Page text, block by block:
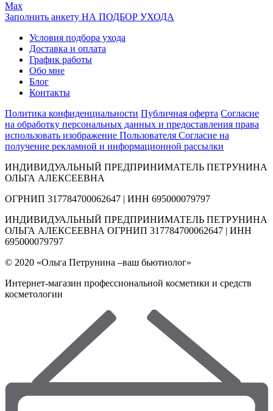
Max
Заполнить анкету НА ПОДБОР УХОДА
Условия подбора ухода
Доставка и оплата
График работы
Обо мне
Блог
Контакты
Политика конфиденциальности Публичная оферта Согласие
на обработку персональных данных и предоставления права
использовать изображение Пользователя Согласие на
получение рекламной и информационной рассылки
ИНДИВИДУАЛЬНЫЙ ПРЕДПРИНИМАТЕЛЬ ПЕТРУНИНА
ОЛЬГА АЛЕКСЕЕВНА
ОГРНИП 317784700062647 | ИНН 695000079797
ИНДИВИДУАЛЬНЫЙ ПРЕДПРИНИМАТЕЛЬ ПЕТРУНИНА
ОЛЬГА АЛЕКСЕЕВНА ОГРНИП 317784700062647 | ИНН
695000079797
© 2020 «Ольга Петрунина –ваш бьютиолог»
Интернет-магазин профессиональной косметики и средств
косметологии